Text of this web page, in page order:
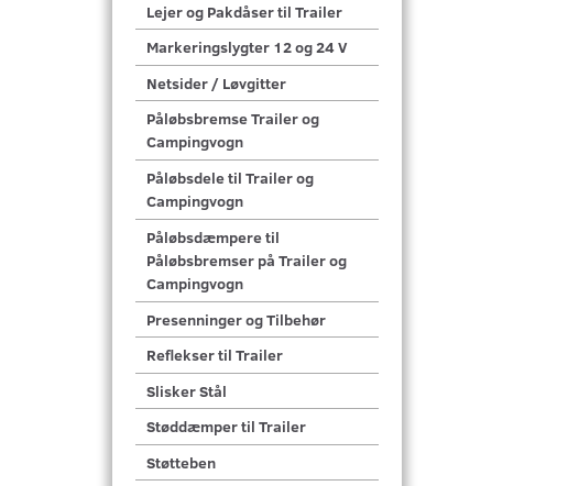
Lejer og Pakdåser til Trailer
Markeringslygter 12 og 24 V
Netsider / Løvgitter
Påløbsbremse Trailer og
Campingvogn
Påløbsdele til Trailer og
Campingvogn
Påløbsdæmpere til
Påløbsbremser på Trailer og
Campingvogn
Presenninger og Tilbehør
Reflekser til Trailer
Slisker Stål
Støddæmper til Trailer
Støtteben